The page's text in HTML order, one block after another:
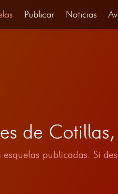
Publicar Noticias
de
publicadas. Si